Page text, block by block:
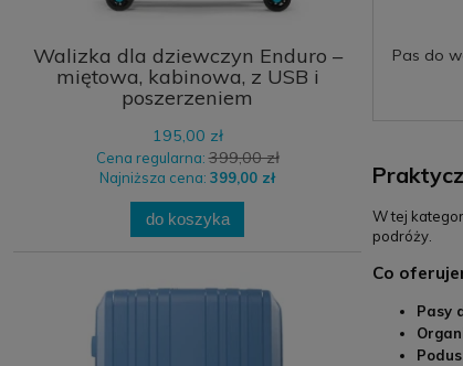
Walizka dla dziewczyn Enduro –
miętowa, kabinowa, z USB i
poszerzeniem
195,00 zł
Cena regularna:399,00 zł
Najniższa cena: 399,00 zł
do koszyka
Pas do
W tej
podróży.
Co
Pasy